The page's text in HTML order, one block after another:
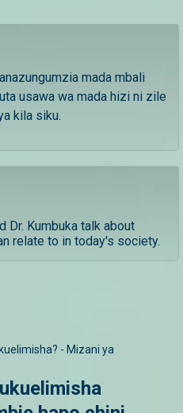
mada mbali
usawa wa mada hizi ni zile
kila siku.
Dr. Kumbuka talk about
relate to in today's society.
- Mizani ya